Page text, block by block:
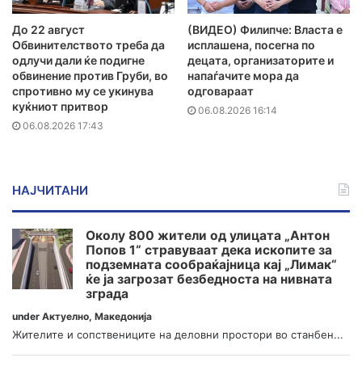
До 22 август
Обвинителството треба да
одлучи дали ќе подигне
обвинение против Груби, во
спротивно му се укинува
куќниот притвор
06.08.2026 17:43
(ВИДЕО) Филипче: Власта е
исплашена, посегна по
децата, организаторите и
напаѓачите мора да
одговараат
06.08.2026 16:14
НАЈЧИТАНИ
Околу 800 жители од улицата „Антон
Попов 1“ стравуваат дека ископите за
подземната сообраќајница кај „Лимак“
ќе ја загрозат безбедноста на нивната
зграда
under Актуелно, Македонија
Жителите и сопствениците на деловни простори во станбен...